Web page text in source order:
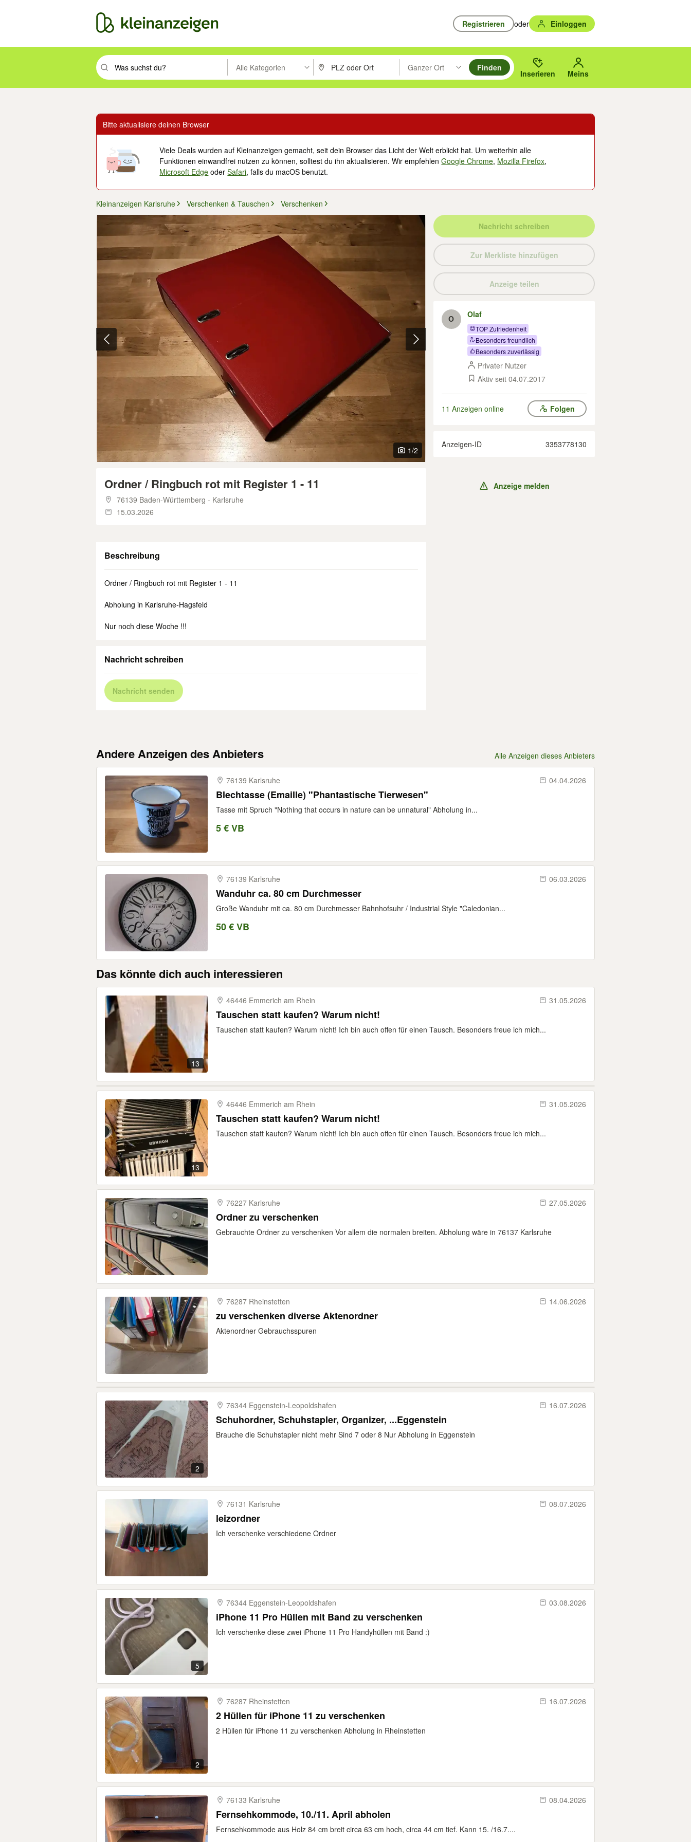
Registrieren oder Einloggen
Suchbegriff eingeben. Eingabetaste drücken um zu suchen, oder Vorschläge mit den Pfeiltasten nach oben/unten durchsuchen und mit Eingabetaste auswählen.
Alle Kategorien PLZ oder Ort eingeben. Eingabetaste drücken um zu suchen, oder Vorschläge mit den Pfeiltasten nach oben/
Ganzer Ort
Suche im Umkreis des gewählten Orts oder PLZ.
Finden
Inserieren Meins
Bitte aktualisiere deinen Browser
Viele Deals wurden auf Kleinanzeigen gemacht, seit dein Browser das Licht der Welt erblickt hat. Um weiterhin alle
Funktionen einwandfrei nutzen zu können, solltest du ihn aktualisieren. Wir empfehlenGoogle Chrome, Mozilla Firefox,
Microsoft Edge oderSafari, falls du macOS benutzt.
Kleinanzeigen Karlsruhe Verschenken & Tauschen Verschenken
1/2
Ordner / Ringbuch rot mit Register 1 - 11
76139 Baden-Württemberg - Karlsruhe
15.03.2026
Beschreibung
Ordner / Ringbuch rot mit Register 1 - 11
Abholung in Karlsruhe-Hagsfeld
Nur noch diese Woche !!!
Nachricht schreiben
Nachricht senden
Nachricht schreiben
Zur Merkliste hinzufügen
Anzeige teilen
O Olaf
TOP Zufriedenheit
Besonders freundlich
Besonders zuverlässig
Privater Nutzer
Aktiv seit 04.07.2017
11 Anzeigen online Folgen
Anzeigen-ID 3353778130
Anzeige melden
Andere Anzeigen des Anbieters Alle Anzeigen dieses Anbieters
76139 Karlsruhe 04.04.2026
Blechtasse (Emaille) "Phantastische Tierwesen"
Tasse mit Spruch "Nothing that occurs in nature can be unnatural" Abholung in...
5 € VB
76139 Karlsruhe 06.03.2026
Wanduhr ca. 80 cm Durchmesser
Große Wanduhr mit ca. 80 cm Durchmesser Bahnhofsuhr / Industrial Style "Caledonian...
50 € VB
Das könnte dich auch interessieren
13
46446 Emmerich am Rhein 31.05.2026
Tauschen statt kaufen? Warum nicht!
Tauschen statt kaufen? Warum nicht! Ich bin auch offen für einen Tausch. Besonders freue ich mich...
13
46446 Emmerich am Rhein 31.05.2026
Tauschen statt kaufen? Warum nicht!
Tauschen statt kaufen? Warum nicht! Ich bin auch offen für einen Tausch. Besonders freue ich mich...
76227 Karlsruhe 27.05.2026
Ordner zu verschenken
Gebrauchte Ordner zu verschenken Vor allem die normalen breiten. Abholung wäre in 76137 Karlsruhe
76287 Rheinstetten 14.06.2026
zu verschenken diverse Aktenordner
Aktenordner Gebrauchsspuren
2
76344 Eggenstein-​Leopoldshafen 16.07.2026
Schuhordner, Schuhstapler, Organizer, ...Eggenstein
Brauche die Schuhstapler nicht mehr Sind 7 oder 8 Nur Abholung in Eggenstein
76131 Karlsruhe 08.07.2026
leizordner
Ich verschenke verschiedene Ordner
5
76344 Eggenstein-​Leopoldshafen 03.08.2026
iPhone 11 Pro Hüllen mit Band zu verschenken
Ich verschenke diese zwei iPhone 11 Pro Handyhüllen mit Band :)
2
76287 Rheinstetten 16.07.2026
2 Hüllen für iPhone 11 zu verschenken
2 Hüllen für iPhone 11 zu verschenken Abholung in Rheinstetten
76133 Karlsruhe 08.04.2026
Fernsehkommode, 10./11. April abholen
Fernsehkommode aus Holz 84 cm breit circa 63 cm hoch, circa 44 cm tief. Kann 15. /16.7....